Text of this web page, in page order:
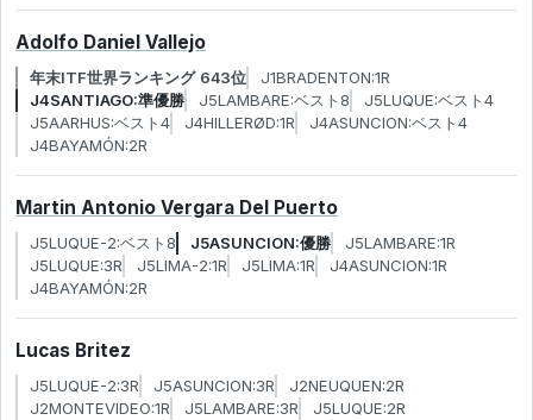
Adolfo Daniel Vallejo
年末ITF世界ランキング 643位
J1BRADENTON:1R
J4SANTIAGO:準優勝
J5LAMBARE:ベスト8
J5LUQUE:ベスト4
J5AARHUS:ベスト4
J4HILLERØD:1R
J4ASUNCION:ベスト4
J4BAYAMÓN:2R
Martin Antonio Vergara Del Puerto
J5LUQUE-2:ベスト8 J5ASUNCION:優勝
J5LAMBARE:1R
J5LUQUE:3R
J5LIMA-2:1R J5LIMA:1R
J4ASUNCION:1R
J4BAYAMÓN:2R
Lucas Britez
J5LUQUE-2:3R J5ASUNCION:3R
J2NEUQUEN:2R
J2MONTEVIDEO:1R
J5LAMBARE:3R
J5LUQUE:2R